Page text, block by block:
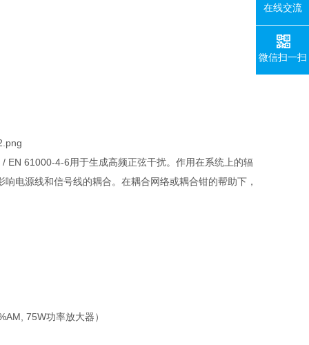
EN 61000-4-6用于生成高频正弦干扰。作用在系统上的辐
电源线和信号线的耦合。在耦合网络或耦合钳的帮助下，
75W功率放大器）
在线交流
微信扫一扫